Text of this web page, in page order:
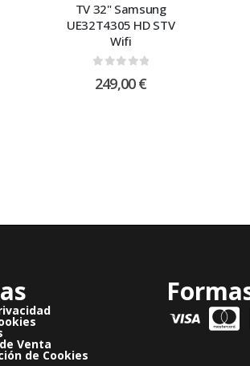
TV 32" Samsung
UE32T4305 HD STV
Wifi
249,00€
Venta
de Cookies